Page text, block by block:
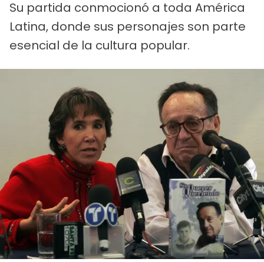
Su partida conmocionó a toda América
Latina, donde sus personajes son parte
esencial de la cultura popular.